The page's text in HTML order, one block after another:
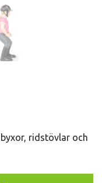
ridstövlar och